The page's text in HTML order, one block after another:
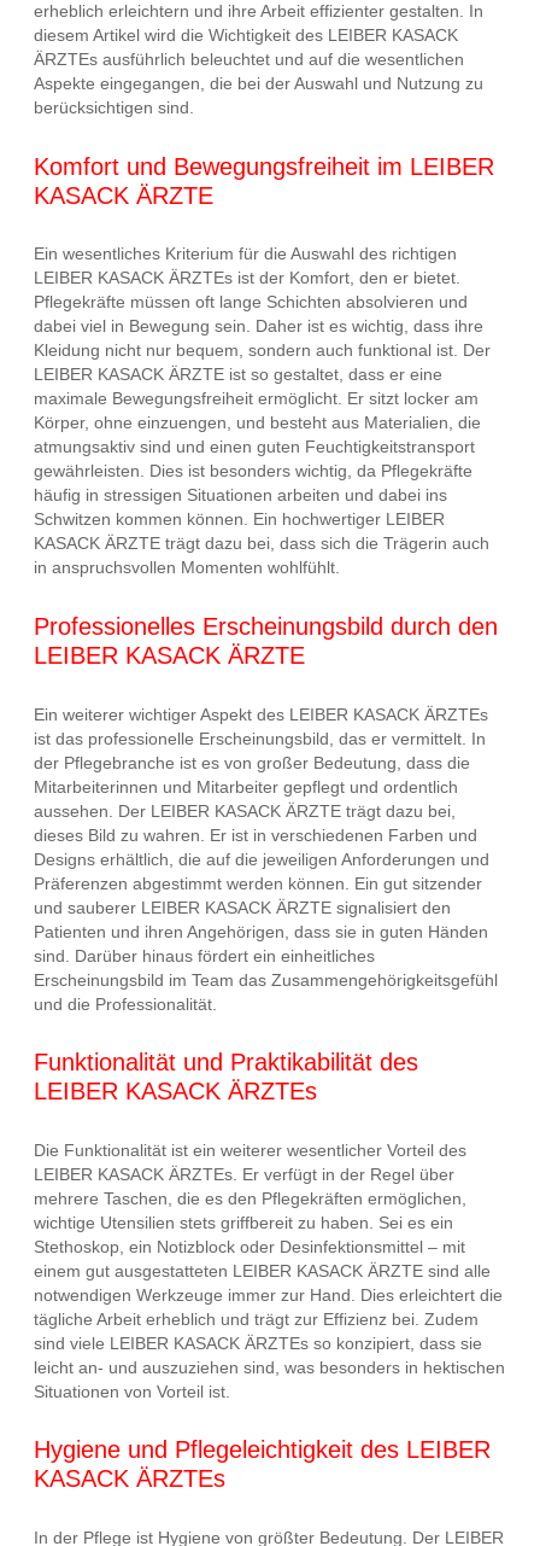
erheblich erleichtern und ihre Arbeit effizienter gestalten. In
diesem Artikel wird die Wichtigkeit des LEIBER KASACK
ÄRZTEs ausführlich beleuchtet und auf die wesentlichen
Aspekte eingegangen, die bei der Auswahl und Nutzung zu
berücksichtigen sind.
Komfort und Bewegungsfreiheit im LEIBER
KASACK ÄRZTE
Ein wesentliches Kriterium für die Auswahl des richtigen
LEIBER KASACK ÄRZTEs ist der Komfort, den er bietet.
Pflegekräfte müssen oft lange Schichten absolvieren und
dabei viel in Bewegung sein. Daher ist es wichtig, dass ihre
Kleidung nicht nur bequem, sondern auch funktional ist. Der
LEIBER KASACK ÄRZTE ist so gestaltet, dass er eine
maximale Bewegungsfreiheit ermöglicht. Er sitzt locker am
Körper, ohne einzuengen, und besteht aus Materialien, die
atmungsaktiv sind und einen guten Feuchtigkeitstransport
gewährleisten. Dies ist besonders wichtig, da Pflegekräfte
häufig in stressigen Situationen arbeiten und dabei ins
Schwitzen kommen können. Ein hochwertiger LEIBER
KASACK ÄRZTE trägt dazu bei, dass sich die Trägerin auch
in anspruchsvollen Momenten wohlfühlt.
Professionelles Erscheinungsbild durch den
LEIBER KASACK ÄRZTE
Ein weiterer wichtiger Aspekt des LEIBER KASACK ÄRZTEs
ist das professionelle Erscheinungsbild, das er vermittelt. In
der Pflegebranche ist es von großer Bedeutung, dass die
Mitarbeiterinnen und Mitarbeiter gepflegt und ordentlich
aussehen. Der LEIBER KASACK ÄRZTE trägt dazu bei,
dieses Bild zu wahren. Er ist in verschiedenen Farben und
Designs erhältlich, die auf die jeweiligen Anforderungen und
Präferenzen abgestimmt werden können. Ein gut sitzender
und sauberer LEIBER KASACK ÄRZTE signalisiert den
Patienten und ihren Angehörigen, dass sie in guten Händen
sind. Darüber hinaus fördert ein einheitliches
Erscheinungsbild im Team das Zusammengehörigkeitsgefühl
und die Professionalität.
Funktionalität und Praktikabilität des
LEIBER KASACK ÄRZTEs
Die Funktionalität ist ein weiterer wesentlicher Vorteil des
LEIBER KASACK ÄRZTEs. Er verfügt in der Regel über
mehrere Taschen, die es den Pflegekräften ermöglichen,
wichtige Utensilien stets griffbereit zu haben. Sei es ein
Stethoskop, ein Notizblock oder Desinfektionsmittel – mit
einem gut ausgestatteten LEIBER KASACK ÄRZTE sind alle
notwendigen Werkzeuge immer zur Hand. Dies erleichtert die
tägliche Arbeit erheblich und trägt zur Effizienz bei. Zudem
sind viele LEIBER KASACK ÄRZTEs so konzipiert, dass sie
leicht an- und auszuziehen sind, was besonders in hektischen
Situationen von Vorteil ist.
Hygiene und Pflegeleichtigkeit des LEIBER
KASACK ÄRZTEs
In der Pflege ist Hygiene von größter Bedeutung. Der LEIBER